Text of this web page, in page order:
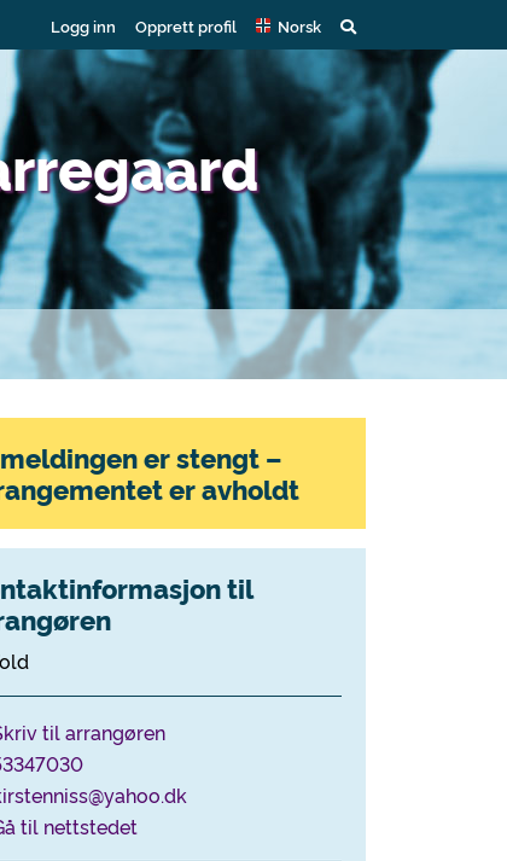
Logg inn Opprett profil Norsk
er stengt –
er avholdt
til
til arrangøren
til nettstedet